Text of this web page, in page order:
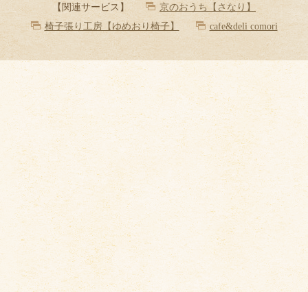
【関連サービス】
京のおうち【さなり】
椅子張り工房【ゆめおり椅子】
cafe&deli comori